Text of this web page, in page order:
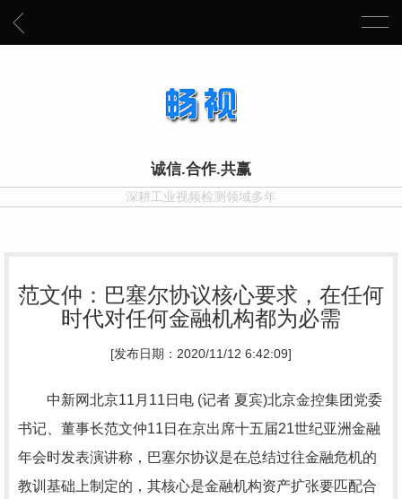
诚信.合作.共赢
深耕工业视频检测领域多年
范文仲：巴塞尔协议核心要求，在任何
时代对任何金融机构都为必需
[发布日期：2020/11/12 6:42:09]
中新网北京11月11日电 (记者 夏宾)北京金控集团党委
书记、董事长范文仲11日在京出席十五届21世纪亚洲金融
年会时发表演讲称，巴塞尔协议是在总结过往金融危机的
教训基础上制定的，其核心是金融机构资产扩张要匹配合